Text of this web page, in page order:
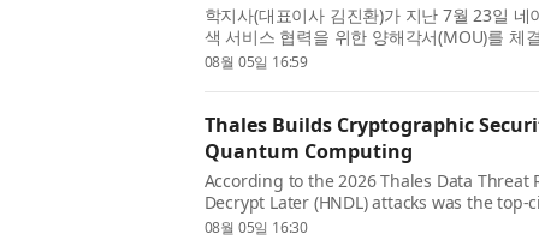
학지사(대표이사 김진환)가 지난 7월 23일
색 서비스 협력을 위한 양해각서(MOU)를 체
경쟁력을 강화하는 한편 AI 시대에 학술·전
08월 05일 16:59
Thales Builds Cryptographic
Quantum Computing
According to the 2026 Thales Data
Decrypt Later (HNDL) attacks was the
reporting that they are prototyping and
08월 05일 16:30